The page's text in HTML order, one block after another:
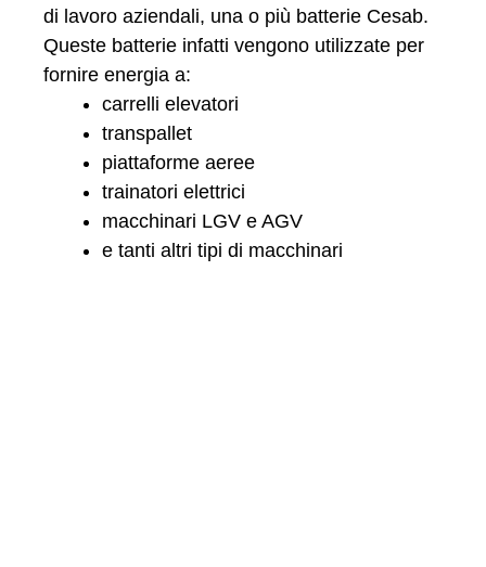
di lavoro aziendali, una o più batterie Cesab.
Queste batterie infatti vengono utilizzate per
fornire energia a:
carrelli elevatori
transpallet
piattaforme aeree
trainatori elettrici
macchinari LGV e AGV
e tanti altri tipi di macchinari